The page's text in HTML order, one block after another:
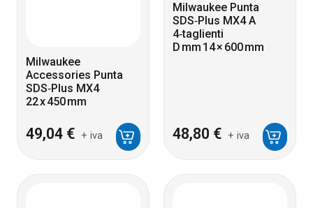
Milwaukee
Accessories Punta
SDS‑Plus MX4
22 x 450 mm
49,04 € + iva
Milwaukee Punta
SDS‑Plus MX4 A
4‑taglienti
D mm 14 × 600 mm
48,80 € + iva